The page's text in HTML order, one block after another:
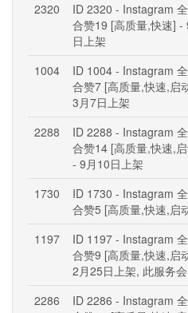
2320
ID 2320 - Instagram
合赞19 [高质量,快速] -
日上架
1004
ID 1004 - Instagram
合赞7 [高质量,快速,启
3月7日上架
2288
ID 2288 - Instagram
合赞14 [高质量,快速,
- 9月10日上架
1730
ID 1730 - Instagram
合赞5 [高质量,快速,启
1197
ID 1197 - Instagram
合赞9 [高质量,快速,启
2月25日上架, 此服务
2286
ID 2286 - Instagram